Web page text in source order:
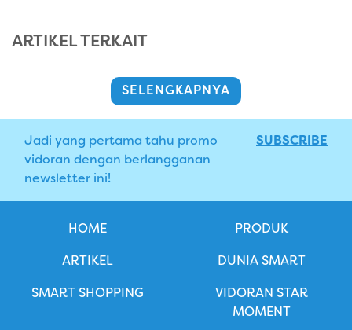
ARTIKEL TERKAIT
SELENGKAPNYA
Jadi yang pertama tahu promo
vidoran dengan berlangganan
newsletter ini!
SUBSCRIBE
HOME PRODUK
ARTIKEL DUNIA SMART
SMART SHOPPING
VIDORAN STAR
MOMENT